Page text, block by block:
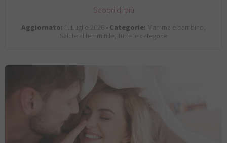
Scopri di più
Aggiornato: 1. Luglio 2026 •Categorie: Mamma e bambino,
Salute al femminile, Tutte le categorie